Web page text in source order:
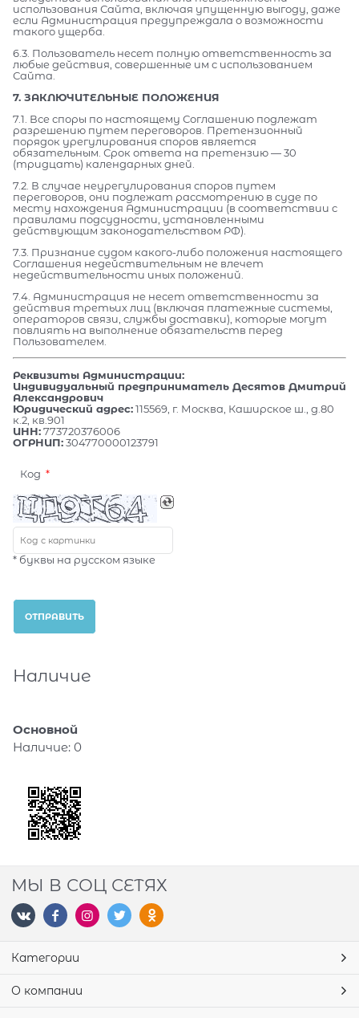
использования Сайта, включая упущенную выгоду, даже
если Администрация предупреждала о возможности
такого ущерба.
6.3. Пользователь несет полную ответственность за
любые действия, совершенные им с использованием
Сайта.
7. ЗАКЛЮЧИТЕЛЬНЫЕ ПОЛОЖЕНИЯ
7.1. Все споры по настоящему Соглашению подлежат
разрешению путем переговоров. Претензионный
порядок урегулирования споров является
обязательным. Срок ответа на претензию — 30
(тридцать) календарных дней.
7.2. В случае неурегулирования споров путем
переговоров, они подлежат рассмотрению в суде по
месту нахождения Администрации (в соответствии с
правилами подсудности, установленными
действующим законодательством РФ).
7.3. Признание судом какого-либо положения настоящего
Соглашения недействительным не влечет
недействительности иных положений.
7.4. Администрация не несет ответственности за
действия третьих лиц (включая платежные системы,
операторов связи, службы доставки), которые могут
повлиять на выполнение обязательств перед
Пользователем.
Реквизиты Администрации:
Индивидуальный предприниматель Десятов Дмитрий
Александрович
Юридический адрес:115569, г. Москва, Каширское ш., д.80
к.2, кв.901
ИНН:773720376006
ОГРНИП:304770000123791
Код
* буквы на русском языке
Наличие
Основной
Наличие: 0
МЫ В СОЦ СЕТЯХ
Категории
О компании